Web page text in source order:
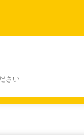
さい